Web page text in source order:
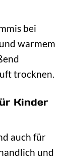
bei
warmem
trocknen.
Kinder
auch für
und